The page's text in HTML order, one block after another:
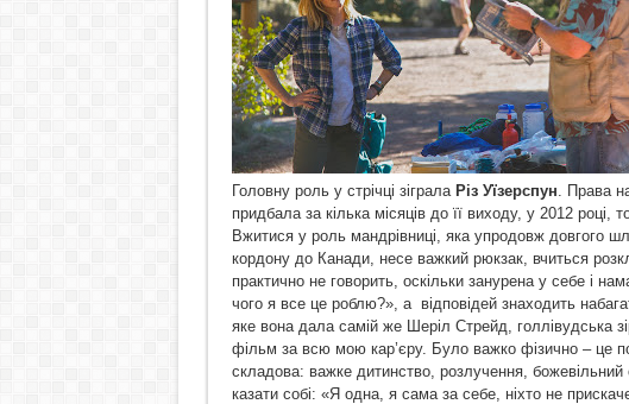
Головну роль у стрічці зіграла Різ Уїзерспун. Права
придбала за кілька місяців до її виходу, у 2012
Вжитися у роль мандрівниці, яка упродовж довгого
кордону до Канади, несе важкий рюкзак, вчиться
практично не говорить, оскільки занурена у себе і
чого я все це роблю?», а відповідей знаходить
яке вона дала самій же Шеріл Стрейд, голлівудська
фільм за всю мою кар’єру. Було важко фізично – це
складова: важке дитинство, розлучення, божевільний
казати собі: «Я одна, я сама за себе, ніхто не